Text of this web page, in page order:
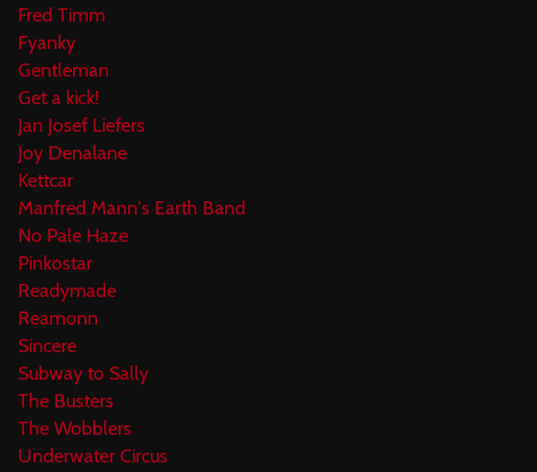
Fred Timm
Fyanky
Gentleman
Get a kick!
Jan Josef Liefers
Joy Denalane
Kettcar
Manfred Mann's Earth Band
No Pale Haze
Pinkostar
Readymade
Reamonn
Sincere
Subway to Sally
The Busters
The Wobblers
Underwater Circus